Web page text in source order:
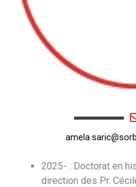
2025- : Doctorat en
direction des Pr.